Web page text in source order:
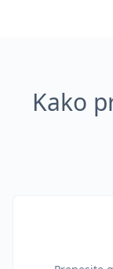
Kako